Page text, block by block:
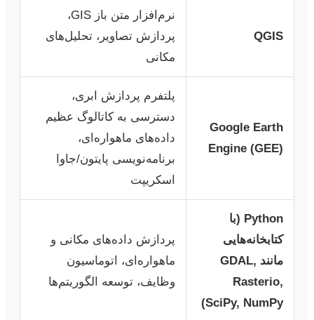
QGIS
نرم‌افزار متن باز GIS،
پردازش تصاویر، تحلیل‌های
مکانی
Google Earth
Engine (GEE)
پلتفرم پردازش ابری،
دسترسی به کاتالوگ عظیم
داده‌های ماهواره‌ای،
برنامه‌نویسی پایتون/جاوا
اسکریپت
Python (با
کتابخانه‌هایی
مانند GDAL,
Rasterio,
SciPy, NumPy)
پردازش داده‌های مکانی و
ماهواره‌ای، اتوماسیون
وظایف، توسعه الگوریتم‌ها